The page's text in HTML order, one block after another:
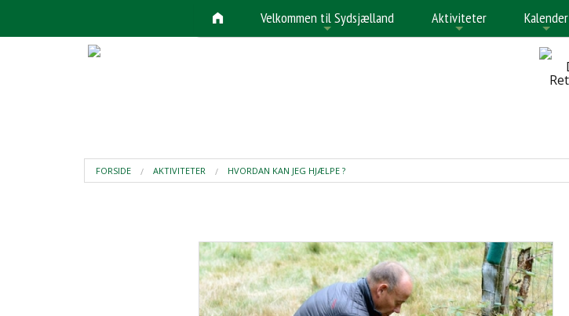
Velkommen til Sydsjælland Aktiviteter
+
Kalender
FORSIDE AKTIVITETER HVORDAN KAN JEG HJÆLPE ?